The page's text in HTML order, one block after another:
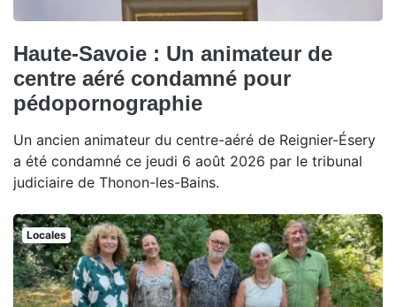
Haute-Savoie : Un animateur de
centre aéré condamné pour
pédopornographie
Un ancien animateur du centre-aéré de Reignier-Ésery
a été condamné ce jeudi 6 août 2026 par le tribunal
judiciaire de Thonon-les-Bains.
Locales